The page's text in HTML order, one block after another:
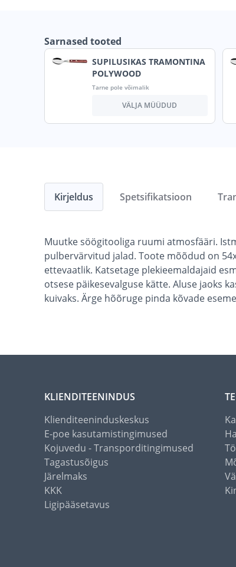
Sarnased tooted
SUPILUSIKAS TRAMONTINA
POLYWOOD
Tarne pole võimalik
VÄLJA MÜÜDUD
Kirjeldus
Muutke söögitooliga ruumi atmosfääri.
pulbervärvitud jalad. Toote mõõdud on
ettevaatlik. Katsetage plekieemaldajaid
otsese päikesevalguse kätte. Aluse jaoks
kuivaks. Ärge hõõruge pinda kõvade
Spetsifikatsioon
KLIENDITEENINDUS
Klienditeeninduskeskus
E-poe kasutamistingimused
Kojuvedu - Transporditingimused
Tagastusõigus
Järelmaks
KKK
Ligipääsetavus